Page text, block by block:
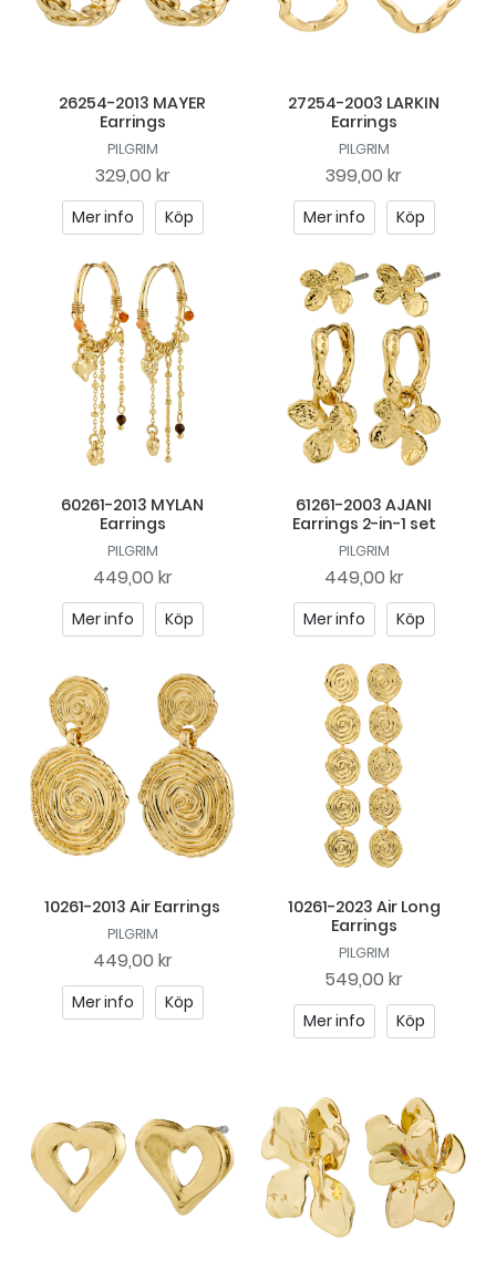
26254-2013 MAYER
Earrings
PILGRIM
329,00 kr
Mer info Köp
27254-2003 LARKIN
Earrings
PILGRIM
399,00 kr
Mer info Köp
60261-2013 MYLAN
Earrings
PILGRIM
449,00 kr
Mer info Köp
61261-2003 AJANI
Earrings 2-in-1 set
PILGRIM
449,00 kr
Mer info Köp
10261-2013 Air Earrings
PILGRIM
449,00 kr
Mer info Köp
10261-2023 Air Long
Earrings
PILGRIM
549,00 kr
Mer info Köp